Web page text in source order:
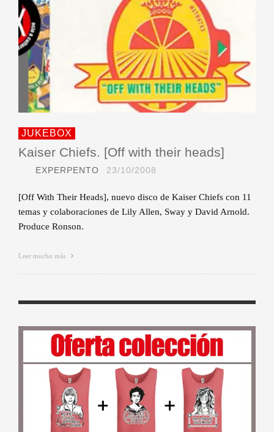
JUKEBOX
Kaiser Chiefs. [Off with their heads]
EXPERPENTO 23/10/2008
[Off With Their Heads], nuevo disco de Kaiser Chiefs con 11
temas y colaboraciones de Lily Allen, Sway y David Arnold.
Produce Ronson.
Leer mucho más